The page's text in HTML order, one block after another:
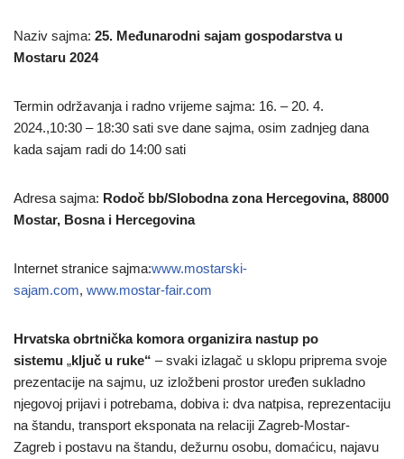
Naziv sajma: 25. Međunarodni sajam gospodarstva u
Mostaru 2024
Termin održavanja i radno vrijeme sajma: 16. – 20. 4.
2024.,10:30 – 18:30 sati sve dane sajma, osim zadnjeg dana
kada sajam radi do 14:00 sati
Adresa sajma: Rodoč bb/Slobodna zona Hercegovina, 88000
Mostar, Bosna i Hercegovina
Internet stranice sajma:www.mostarski-
sajam.com, www.mostar-fair.com
Hrvatska obrtnička komora organizira nastup po
sistemu „ključ u ruke“ – svaki izlagač u sklopu priprema svoje
prezentacije na sajmu, uz izložbeni prostor uređen sukladno
njegovoj prijavi i potrebama, dobiva i: dva natpisa, reprezentaciju
na štandu, transport eksponata na relaciji Zagreb-Mostar-
Zagreb i postavu na štandu, dežurnu osobu, domaćicu, najavu